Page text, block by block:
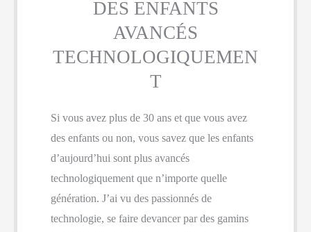
DES ENFANTS
AVANCÉS
TECHNOLOGIQUEMEN
T
Si vous avez plus de 30 ans et que vous avez
des enfants ou non, vous savez que les enfants
d’aujourd’hui sont plus avancés
technologiquement que n’importe quelle
génération. J’ai vu des passionnés de
technologie, se faire devancer par des gamins